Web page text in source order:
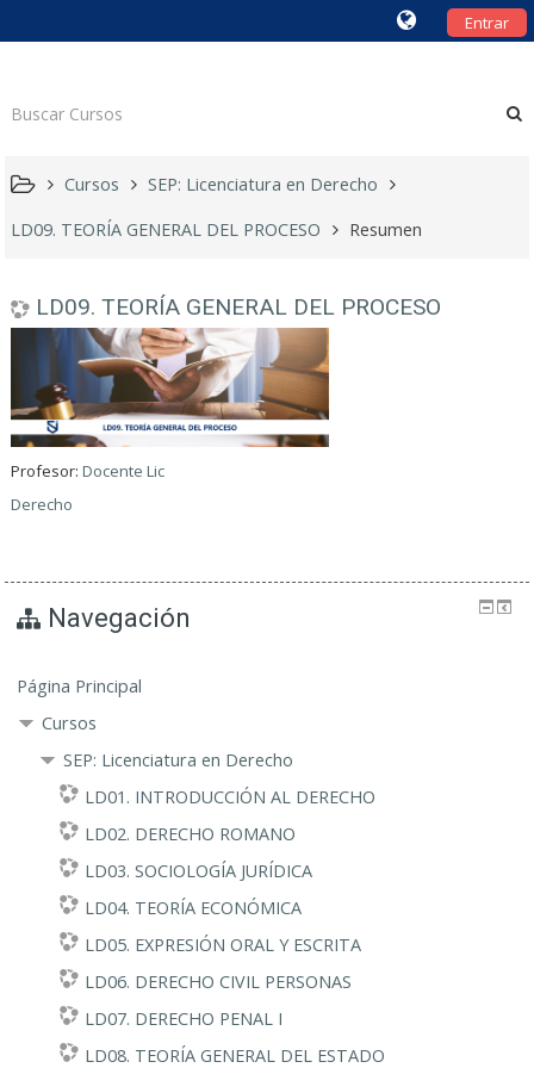
Entrar
Cursos
SEP: Licenciatura en Derecho
LD09. TEORÍA GENERAL DEL PROCESO
Resumen
LD09. TEORÍA GENERAL DEL PROCESO
Profesor:Docente Lic
Derecho
Navegación
Página Principal
Cursos
SEP: Licenciatura en Derecho
LD01. INTRODUCCIÓN AL DERECHO
LD02. DERECHO ROMANO
LD03. SOCIOLOGÍA JURÍDICA
LD04. TEORÍA ECONÓMICA
LD05. EXPRESIÓN ORAL Y ESCRITA
LD06. DERECHO CIVIL PERSONAS
LD07. DERECHO PENAL I
LD08. TEORÍA GENERAL DEL ESTADO